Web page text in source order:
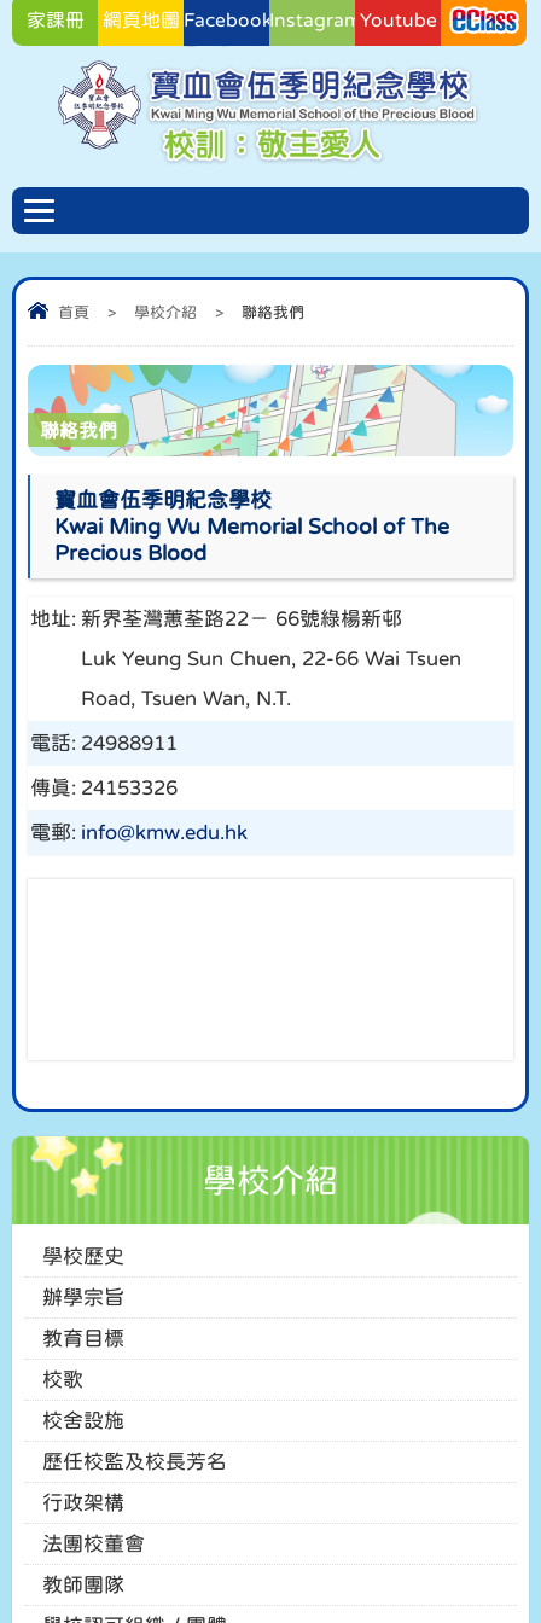
家課冊 網頁地圖 FacebookInstagramYoutube
首頁 > 學校介紹 > 聯絡我們
聯絡我們
寶血會伍季明紀念學校
Kwai Ming Wu Memorial School of The
Precious Blood
地址: 新界荃灣蕙荃路22－ 66號綠楊新邨
Luk Yeung Sun Chuen, 22-66 Wai Tsuen
Road, Tsuen Wan, N.T.
電話: 24988911
傳真: 24153326
電郵: info@kmw.edu.hk
學校介紹
學校歷史
辦學宗旨
教育目標
校歌
校舍設施
歷任校監及校長芳名
行政架構
法團校董會
教師團隊